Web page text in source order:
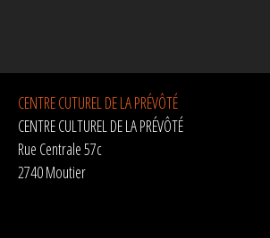
CENTRE CUTUREL DE LA PRÉVÔTÉ
CENTRE CULTUREL DE LA PRÉVÔTÉ
Rue Centrale 57c
2740 Moutier